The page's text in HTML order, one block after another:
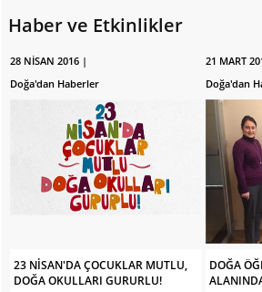
Haber ve Etkinlikler
28 NİSAN 2016 |
Doğa'dan Haberler
23 NİSAN'DA ÇOCUKLAR MUTLU,
DOĞA OKULLARI GURURLU!
21 MART
Doğa'dan
DOĞA